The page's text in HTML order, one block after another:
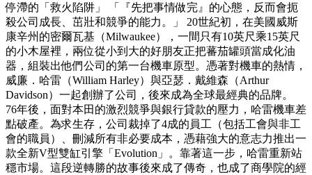
停滯的「救火陷阱」 「『先把事情做完』的心態，反而會扼
殺公司成長、茁壯和競爭的能力。」 20世紀初，在美國威斯
康辛州的密爾瓦基（Milwaukee），一間只有10英尺乘15英尺
的小木屋裡，兩位從小到大的好朋友正把蕃茄罐頭當成化油
器，組裝出他們公司的第一台機車原型。憑著對機車的熱情，
威廉．哈雷（William Harley）與亞瑟．戴維森（Arthur
Davidson）一起創辦了公司，後來成為全球最經典的品牌。
76年後，面對本田的激烈競爭與銀行貸款的壓力，哈雷機車差
點破產。為求生存，公司裁掉了4成的員工（包括工會與非工
會的職員）、刪減所有非必要成本，憑藉強大的意志力推出一
款全新V型雙缸引擎「Evolution」。靠著這一步，哈雷重新站
穩市場。這段逆轉勝的故事後來成了傳奇，也成了商學院的經